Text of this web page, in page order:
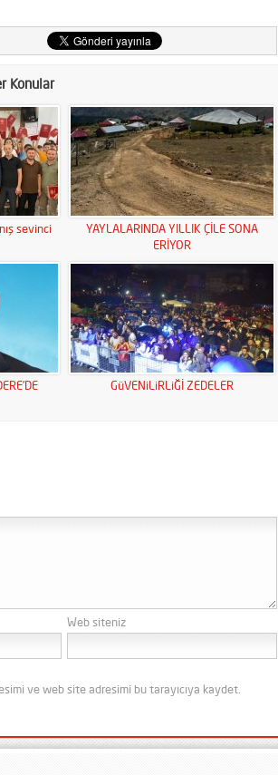
Konular
sevinci
YAYLALARINDA YILLIK ÇİLE SONA
ERİYOR
GüVENiLiRLiĞİ ZEDELER
Web siteniz
ve web site adresimi bu tarayıcıya kaydet.